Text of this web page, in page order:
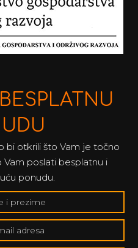
BESPLATNU
bi otkrili što Vam je točno
poslati besplatnu i
ponudu.